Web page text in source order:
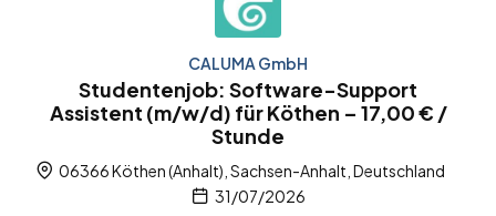
CALUMA GmbH
Studentenjob: Software-Support
Assistent (m/w/d) für Köthen – 17,00 € /
Stunde
06366 Köthen (Anhalt), Sachsen-Anhalt, Deutschland
31/07/2026